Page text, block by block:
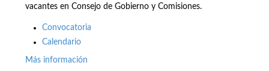
vacantes en Consejo de Gobierno y Comisiones.
Convocatoria
Calendario
Más información